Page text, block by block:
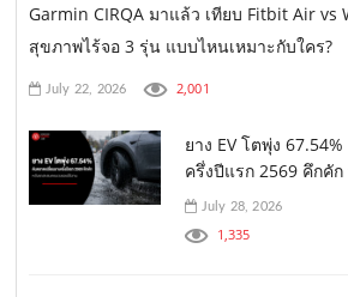
Garmin CIRQA มาแล้ว เทียบ Fitbit Air vs
สุขภาพไร้จอ 3 รุ่น แบบไหนเหมาะกับใคร?
July 22, 2026 2,001
ยาง EV โตพุ่ง
ครึ่งปีแรก 2569 คึกคั
July 28, 2026
1,335